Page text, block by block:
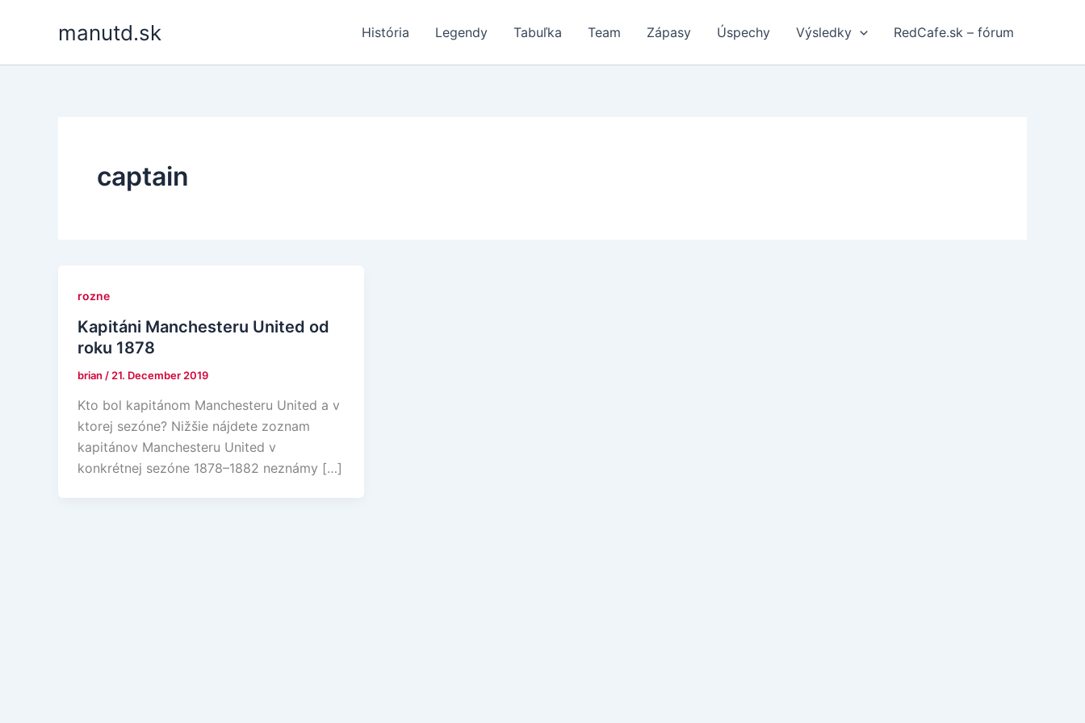
manutd.sk História Legendy Tabuľka Team Zápasy Úspechy Výsledky RedCafe.sk – fórum
captain
rozne
Kapitáni Manchesteru United od
roku 1878
brian / 21. December 2019
Kto bol kapitánom Manchesteru United a v
ktorej sezóne? Nižšie nájdete zoznam
kapitánov Manchesteru United v
konkrétnej sezóne 1878–1882 neznámy […]